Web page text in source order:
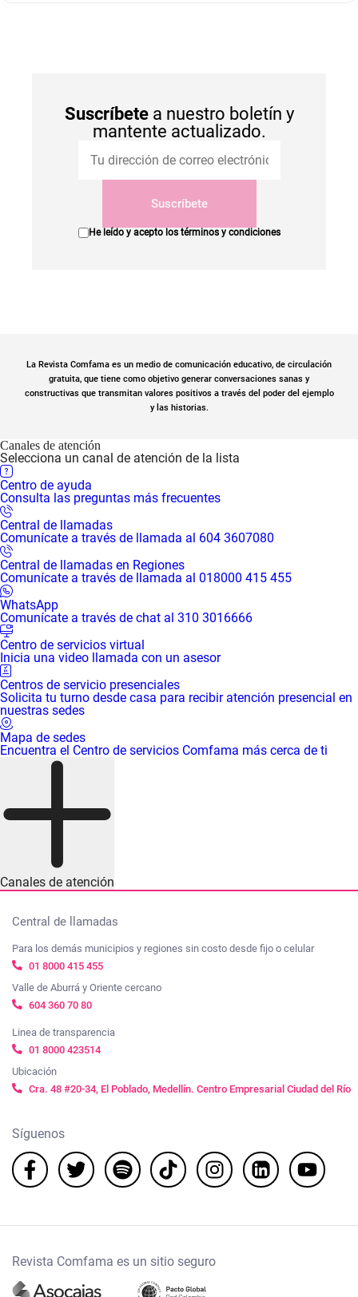
Suscríbetea nuestro boletín y
mantente actualizado.
Suscríbete
He leído y acepto los términos y condiciones
La Revista Comfama es un medio de comunicación educativo, de circulación
gratuita, que tiene como objetivo generar conversaciones sanas y
constructivas que transmitan valores positivos a través del poder del ejemplo
y las historias.
Canales de atención
Selecciona un canal de atención de la lista
Centro de ayuda
Consulta las preguntas más frecuentes
Central de llamadas
Comunícate a través de llamada al 604 3607080
Central de llamadas en Regiones
Comunícate a través de llamada al 018000 415 455
WhatsApp
Comunícate a través de chat al 310 3016666
Centro de servicios virtual
Inicia una video llamada con un asesor
Centros de servicio presenciales
Solicita tu turno desde casa para recibir atención presencial en
nuestras sedes
Mapa de sedes
Encuentra el Centro de servicios Comfama más cerca de ti
Canales de atención
Central de llamadas
Para los demás municipios y regiones sin costo desde fijo o celular
01 8000 415 455
Valle de Aburrá y Oriente cercano
604 360 70 80
Linea de transparencia
01 8000 423514
Ubicación
Cra. 48 #20-34, El Poblado, Medellín. Centro Empresarial Ciudad del Río
Síguenos
Revista Comfama es un sitio seguro